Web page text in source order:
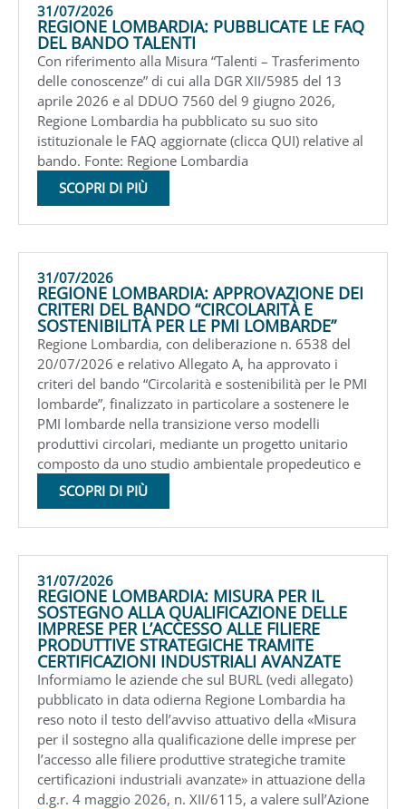
31/07/2026
REGIONE LOMBARDIA: PUBBLICATE LE FAQ
DEL BANDO TALENTI
Con riferimento alla Misura “Talenti – Trasferimento
delle conoscenze” di cui alla DGR XII/5985 del 13
aprile 2026 e al DDUO 7560 del 9 giugno 2026,
Regione Lombardia ha pubblicato su suo sito
istituzionale le FAQ aggiornate (clicca QUI) relative al
bando. Fonte: Regione Lombardia
SCOPRI DI PIÙ
31/07/2026
REGIONE LOMBARDIA: APPROVAZIONE DEI
CRITERI DEL BANDO “CIRCOLARITÀ E
SOSTENIBILITÀ PER LE PMI LOMBARDE”
Regione Lombardia, con deliberazione n. 6538 del
20/07/2026 e relativo Allegato A, ha approvato i
criteri del bando “Circolarità e sostenibilità per le PMI
lombarde”, finalizzato in particolare a sostenere le
PMI lombarde nella transizione verso modelli
produttivi circolari, mediante un progetto unitario
composto da uno studio ambientale propedeutico e
SCOPRI DI PIÙ
31/07/2026
REGIONE LOMBARDIA: MISURA PER IL
SOSTEGNO ALLA QUALIFICAZIONE DELLE
IMPRESE PER L’ACCESSO ALLE FILIERE
PRODUTTIVE STRATEGICHE TRAMITE
CERTIFICAZIONI INDUSTRIALI AVANZATE
Informiamo le aziende che sul BURL (vedi allegato)
pubblicato in data odierna Regione Lombardia ha
reso noto il testo dell’avviso attuativo della «Misura
per il sostegno alla qualificazione delle imprese per
l’accesso alle filiere produttive strategiche tramite
certificazioni industriali avanzate» in attuazione della
d.g.r. 4 maggio 2026, n. XII/6115, a valere sull’Azione